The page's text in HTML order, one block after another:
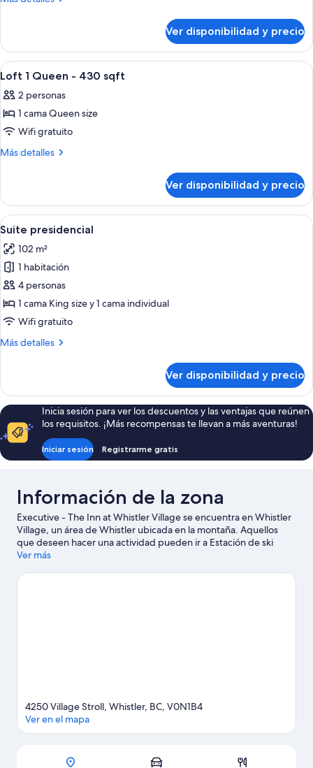
Queen
330
sqft
Room
Queen
330
sqft
Ver disponibilidad y precio
Ver
todas
las
fotos
de
Loft
-
430
sqft
Televisión LCD 42 pulgadas con
3
Loft 1 Queen - 430 sqft
2 personas
1 cama Queen size
Wifi gratuito
Más detalles
Más
1
Queen
-
sqft
Ver disponibilidad y precio
Ver
todas
las
fotos
de
Suite
presidencial
Una cocina moderna con armarios
6
Suite presidencial
102 m²
1 habitación
4 personas
1 cama King size y 1 cama individual
Wifi gratuito
Más detalles
Más
presidencial
Ver disponibilidad y precio
Inicia sesión para ver los descuentos y las ventajas que reúnen
los requisitos. ¡Más recompensas te llevan a más aventuras!
Iniciar sesión Registrarme gratis
Información de la zona
Executive - The Inn at Whistler Village se encuentra en Whistler
Village, un área de Whistler ubicada en la montaña. Aquellos
que deseen hacer una actividad pueden ir a Estación de ski
Whistler Blackcomb y Teleférico Whistler Village, mientras que
visitar Parque Whistler para bicicletas de montaña y Whistler
Ver más
Mapa
4250 Village Stroll, Whistler, BC, V0N1B4
Ver en el mapa